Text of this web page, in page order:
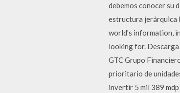
debemos conocer su
estructura jerárquica
world's information,
looking for. Descarga
GTC Grupo
prioritario de
invertir 5 mil 389